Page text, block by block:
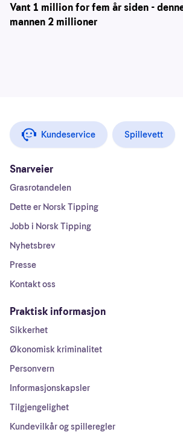
Vant 1 million for fem år siden -
mannen 2 millioner
Kundeservice Spillevett
Snarveier
Grasrotandelen
Dette er Norsk Tipping
Jobb i Norsk Tipping
Nyhetsbrev
Presse
Kontakt oss
Praktisk informasjon
Sikkerhet
Økonomisk kriminalitet
Personvern
Informasjonskapsler
Tilgjengelighet
Kundevilkår og spilleregler